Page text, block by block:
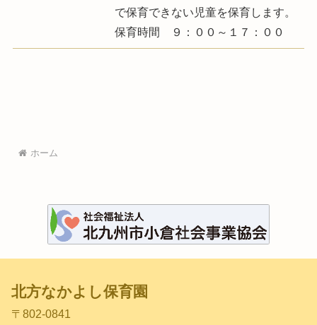
で保育できない児童を保育します。
保育時間 ９：００～１７：００
ホーム
北方なかよし保育園
〒802-0841